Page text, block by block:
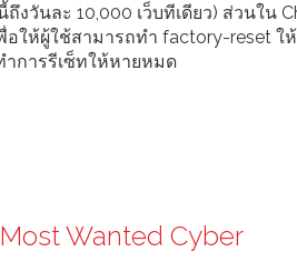
งวันละ 10,000 เว็บทีเดียว) ส่วนใน
อให้ผู้ใช้สามารถทำ factory-reset ใ
การรีเซ็ทให้หายหมด
Wanted Cyber